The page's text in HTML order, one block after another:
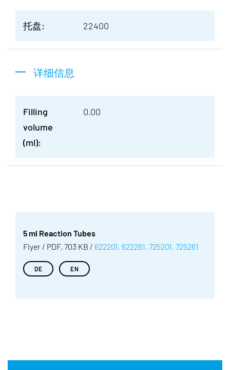
托盘: 22400
详细信息
Filling
volume
(ml):
0.00
5 ml Reaction Tubes
Flyer / PDF, 703 KB / 622201, 622261, 725201, 725261
DE EN